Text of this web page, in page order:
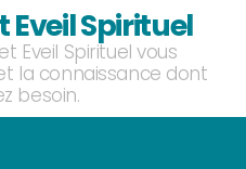
Eveil Spirituel
Eveil Spirituel vous
la connaissance dont
besoin.